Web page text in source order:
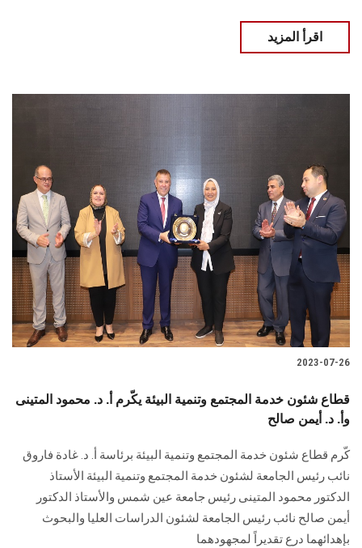
اقرأ المزيد
2023-07-26
قطاع شئون خدمة المجتمع وتنمية البيئة يكّرم أ. د. محمود المتينى
وأ. د. أيمن صالح
كّرم قطاع شئون خدمة المجتمع وتنمية البيئة برئاسة أ. د. غادة فاروق
نائب رئيس الجامعة لشئون خدمة المجتمع وتنمية البيئة الأستاذ
الدكتور محمود المتينى رئيس جامعة عين شمس والأستاذ الدكتور
أيمن صالح نائب رئيس الجامعة لشئون الدراسات العليا والبحوث
بإهدائهما درع تقديراً لمجهودهما